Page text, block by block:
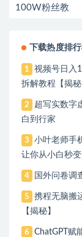
下载热度排
1
视频号日入
拆解教程【揭秘
2
超写实数字
白到行家
3
小叶老师手
让你从小白秒
4 国外问卷调
5
携程无脑搬
【揭秘】
6
ChatGPT赋